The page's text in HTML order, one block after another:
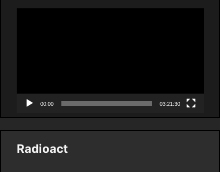
00:00 03:21:30
Radioact